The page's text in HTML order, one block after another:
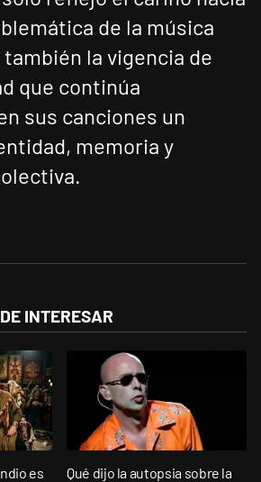
de la música
la vigencia de
que continúa
sus canciones un
memoria y
INTERESAR
es
Qué dijo la autopsia sobre la